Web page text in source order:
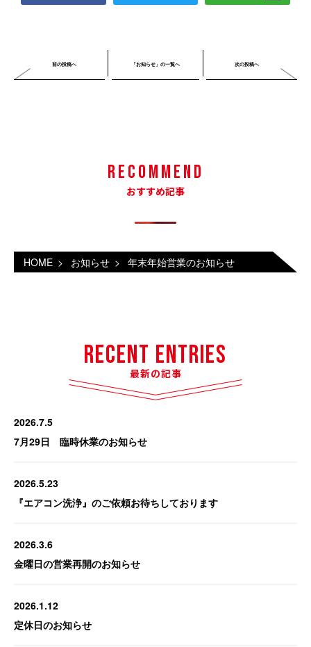
前の投稿へ 「お知らせ」の一覧へ 次の投稿へ
Recommend
おすすめ記事
HOME > お知らせ > 年末年始営業のお知らせ
Recent Entries
最新の記事
2026.7.5
7月29日 臨時休業のお知らせ
2026.5.23
『エアコン洗浄』のご依頼お待ちしております
2026.3.6
金曜日の営業再開のお知らせ
2026.1.12
定休日のお知らせ